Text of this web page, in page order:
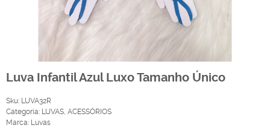
Luva Infantil Azul Luxo Tamanho Único
Sku: LUVA32R
Categoria: LUVAS, ACESSÓRIOS
Marca: Luvas